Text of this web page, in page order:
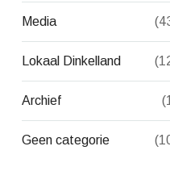
Media
Lokaal Dinkelland
Archief
Geen categorie